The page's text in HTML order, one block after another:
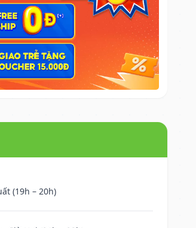
(19h – 20h)